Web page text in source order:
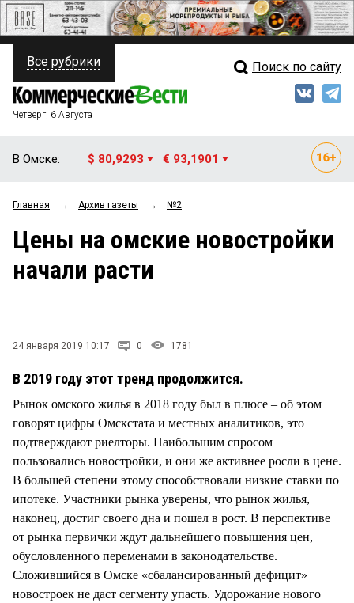
ПОЛИТИКА
ФИНАНСЫ
ОБЩЕСТВО
ЗАКОН
НОВОСТИ КОМПАНИЙ
СТИЛЬ ЖИЗНИ
Свежий выпуск
Рейтинги
Все рубрики Поиск по сайту
Четверг, 6 Августа
В Омске: $ 80,9293 € 93,1901
Главная → Архив газеты → №2
Цены на омские новостройки
начали расти
24 января 2019 10:17 0 1781
В 2019 году этот тренд продолжится.
Рынок омского жилья в 2018 году был в плюсе – об этом
говорят цифры Омскстата и местных аналитиков, это
подтверждают риелторы. Наибольшим спросом
пользовались новостройки, и они же активнее росли в цене.
В большей степени этому способствовали низкие ставки по
ипотеке. Участники рынка уверены, что рынок жилья,
наконец, достиг своего дна и пошел в рост. В перспективе
от рынка первички ждут дальнейшего повышения цен,
обусловленного переменами в законодательстве.
Сложившийся в Омске «сбалансированный дефицит»
новостроек не даст сегменту упасть. Удорожание нового